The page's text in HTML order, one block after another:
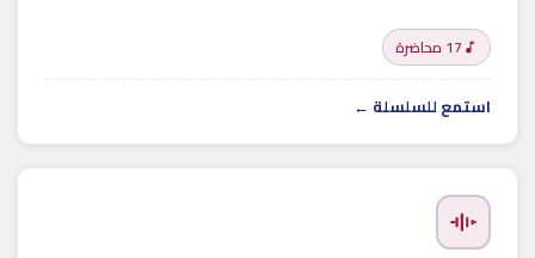
17 محاضرة
استمع للسلسلة ←